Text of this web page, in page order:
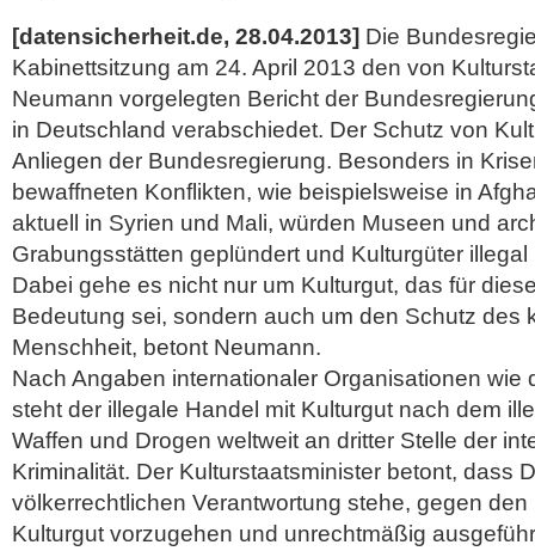
[datensicherheit.de, 28.04.2013] Die
Kabinettsitzung am 24. April 2013 den von
Neumann vorgelegten Bericht der
in Deutschland verabschiedet. Der Schutz von
Anliegen der Bundesregierung. Besonders in
bewaffneten Konflikten, wie beispielsweise in
aktuell in Syrien und Mali, würden Museen und
Grabungsstätten geplündert und Kulturgüter
Dabei gehe es nicht nur um Kulturgut, das für
Bedeutung sei, sondern auch um den Schutz des
Menschheit, betont Neumann.
Nach Angaben internationaler Organisationen wie
steht der illegale Handel mit Kulturgut nach dem
Waffen und Drogen weltweit an dritter Stelle der
Kriminalität. Der Kulturstaatsminister betont, dass
völkerrechtlichen Verantwortung stehe, gegen
Kulturgut vorzugehen und unrechtmäßig